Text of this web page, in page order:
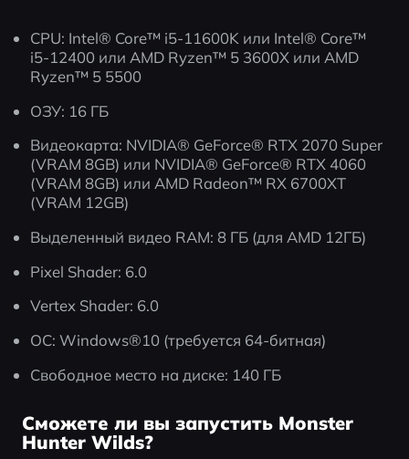
CPU: Intel® Core™ i5-11600K или Intel® Core™
i5-12400 или AMD Ryzen™ 5 3600X или AMD
Ryzen™ 5 5500
ОЗУ: 16 ГБ
Видеокарта: NVIDIA® GeForce® RTX 2070 Super
(VRAM 8GB) или NVIDIA® GeForce® RTX 4060
(VRAM 8GB) или AMD Radeon™ RX 6700XT
(VRAM 12GB)
Выделенный видео RAM: 8 ГБ (для AMD 12ГБ)
Pixel Shader: 6.0
Vertex Shader: 6.0
ОС: Windows®10 (требуется 64-битная)
Свободное место на диске: 140 ГБ
Сможете ли вы запустить Monster
Hunter Wilds?